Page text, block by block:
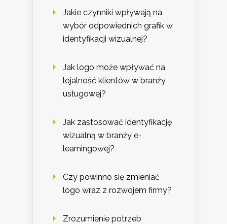
Jakie czynniki wpływają na
wybór odpowiednich grafik w
identyfikacji wizualnej?
Jak logo może wpływać na
lojalność klientów w branży
usługowej?
Jak zastosować identyfikację
wizualną w branży e-
learningowej?
Czy powinno się zmieniać
logo wraz z rozwojem firmy?
Zrozumienie potrzeb